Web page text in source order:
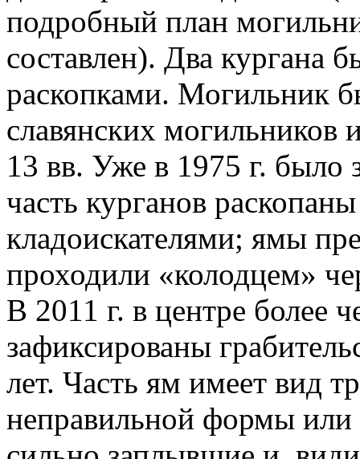
подробный план
составлен). Два кургана
раскопками. Могильник
славянских могильников
13 вв. Уже в 1975 г. было
часть курганов
кладоискателями; ямы
проходили «колодцем»
В 2011 г. в центре более
зафиксированы
лет. Часть ям имеет вид
неправильной формы или